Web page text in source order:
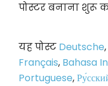
पोस्टर बनाना शुरू
यह पोस्ट Deutsche,
Français, Bahasa
Portuguese,